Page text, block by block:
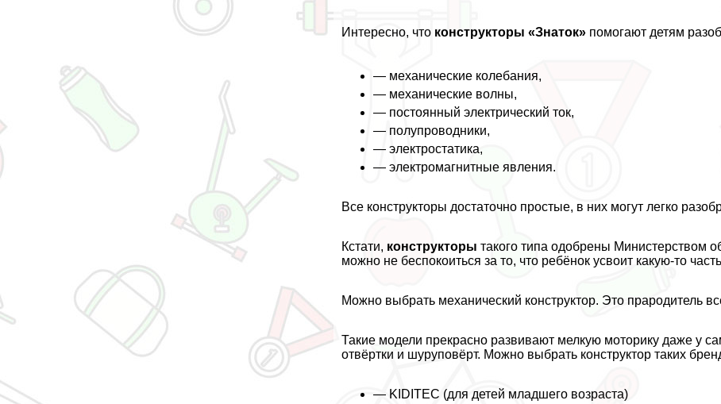
Интересно, что конструкторы «Знаток» помогают детям
— механические колебания,
— механические волны,
— постоянный электрический ток,
— полупроводники,
— электростатика,
— электромагнитные явления.
Все конструкторы достаточно простые, в них могут легко
Кстати, конструкторы такого типа одобрены Министерством
можно не беспокоиться за то, что ребёнок усвоит какую-то
Можно выбрать механический конструктор. Это прародитель
Такие модели прекрасно развивают мелкую моторику даже у
отвёртки и шуруповёрт. Можно выбрать конструктор таких
— KIDITEC (для детей младшего возраста)